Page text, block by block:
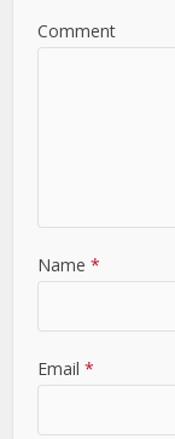
Comment
Name *
Email *